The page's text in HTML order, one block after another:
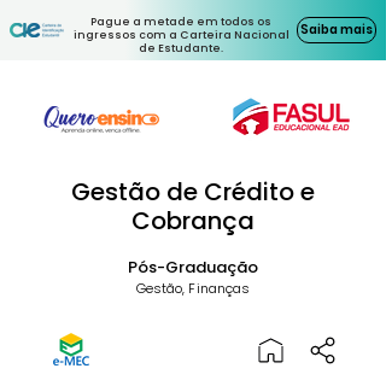
Pague a metade em todos os
ingressos com a Carteira Nacional
de Estudante.
Saiba mais
Gestão de Crédito e
Cobrança
Pós-Graduação
Gestão, Finanças